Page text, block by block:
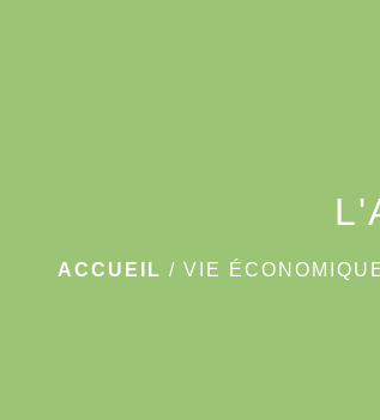
ACCUEIL /VIE